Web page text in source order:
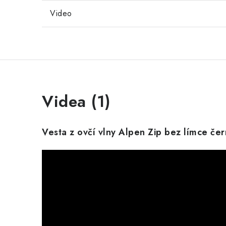
Video
Videa (1)
Vesta z ovčí vlny Alpen Zip bez límce